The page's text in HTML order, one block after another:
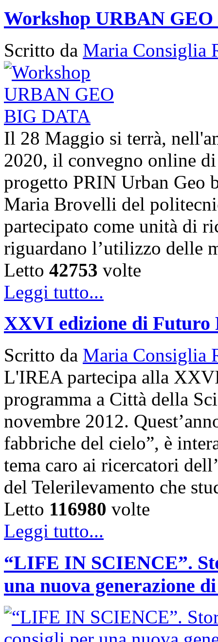
Workshop URBAN
Scritto da Maria Consiglia
Il 28 Maggio si terrà,
2020, il convegno online
progetto PRIN Urban Geo
Maria Brovelli del
partecipato come unità di
riguardano l’utilizzo delle
Letto 42753 volte
Leggi tutto...
XXVI edizione di Futuro
Scritto da Maria Consiglia
L'IREA partecipa alla
programma a Città della
novembre 2012.
fabbriche del cielo”, è
tema caro ai ricercatori
del Telerilevamento che
Letto 116980 volte
Leggi tutto...
“LIFE IN SCIENCE”.
una nuova generazione